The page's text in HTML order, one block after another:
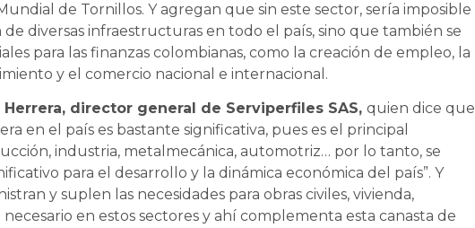
de Tornillos. Y agregan que sin este sector, sería imposible
de diversas infraestructuras en todo el país, sino que también se
para las finanzas colombianas, como la creación de empleo, la
y el comercio nacional e internacional.
Herrera, director general de Serviperfiles SAS, quien dice que
en el país es bastante significativa, pues es el principal
industria, metalmecánica, automotriz… por lo tanto, se
para el desarrollo y la dinámica económica del país”. Y
y suplen las necesidades para obras civiles, vivienda,
en estos sectores y ahí complementa esta canasta de